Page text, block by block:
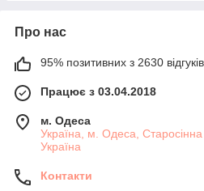
Про нас
95% позитивних з 2630
Працює з 03.04.2018
м. Одеса
Україна, м. Одеса,
Україна
Контакти